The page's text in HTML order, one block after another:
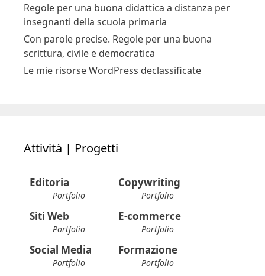
Regole per una buona didattica a distanza per
insegnanti della scuola primaria
Con parole precise. Regole per una buona
scrittura, civile e democratica
Le mie risorse WordPress declassificate
Attività | Progetti
Editoria
Portfolio
Copywriting
Portfolio
Siti Web
Portfolio
E-commerce
Portfolio
Social Media
Portfolio
Formazione
Portfolio